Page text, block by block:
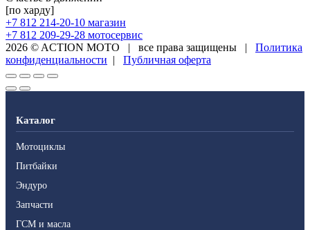
[по харду]
+7 812 214-20-10 магазин
+7 812 209-29-28 мотосервис
2026 © ACTION MOTO | все права защищены |
Политика
конфиденциальности | Публичная оферта
Каталог
Мотоциклы
Питбайки
Эндуро
Запчасти
ГСМ и масла